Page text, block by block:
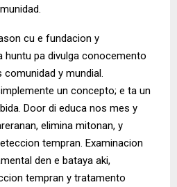
cu e fundacion y
huntu pa divulga conocemento
y mundial.
un concepto; e ta un
Door di educa nos mes y
elimina mitonan, y
tempran. Examinacion
den e bataya aki,
tempran y tratamento